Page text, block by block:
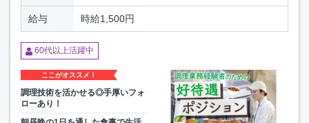
給与 時給1,500円
60代以上活躍中
ここがオススメ！
調理技術を活かせる◎手厚いフォ
ローあり！